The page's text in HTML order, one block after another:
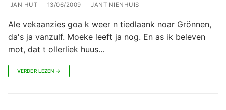
JAN HUT 13/06/2009 JANT NIENHUIS
Ale vekaanzies goa k weer n tiedlaank noar Grönnen,
da's ja vanzulf. Moeke leeft ja nog. En as ik beleven
mot, dat t ollerliek huus…
VERDER LEZEN →